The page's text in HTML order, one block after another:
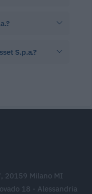
S.p.a.?
20159 Milano MI
18 - Alessandria